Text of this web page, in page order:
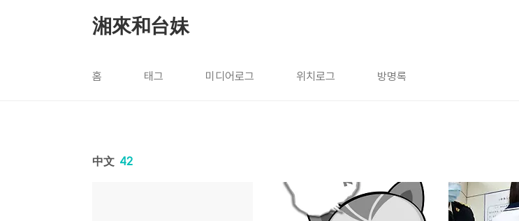
湘來和台妹
홈 태그 미디어로그 위치로그 방명록
中文 42